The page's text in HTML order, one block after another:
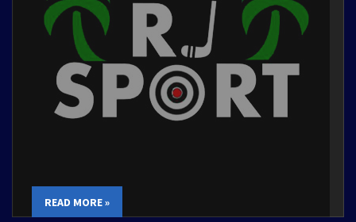
READ MORE »